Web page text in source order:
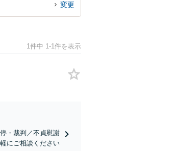
変更
1件中 1-1件を表示
・裁判／不貞慰謝
にご相談ください